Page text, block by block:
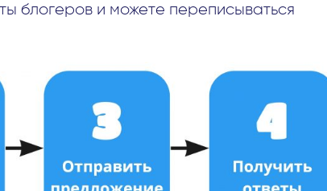
блогеров и можете переписываться